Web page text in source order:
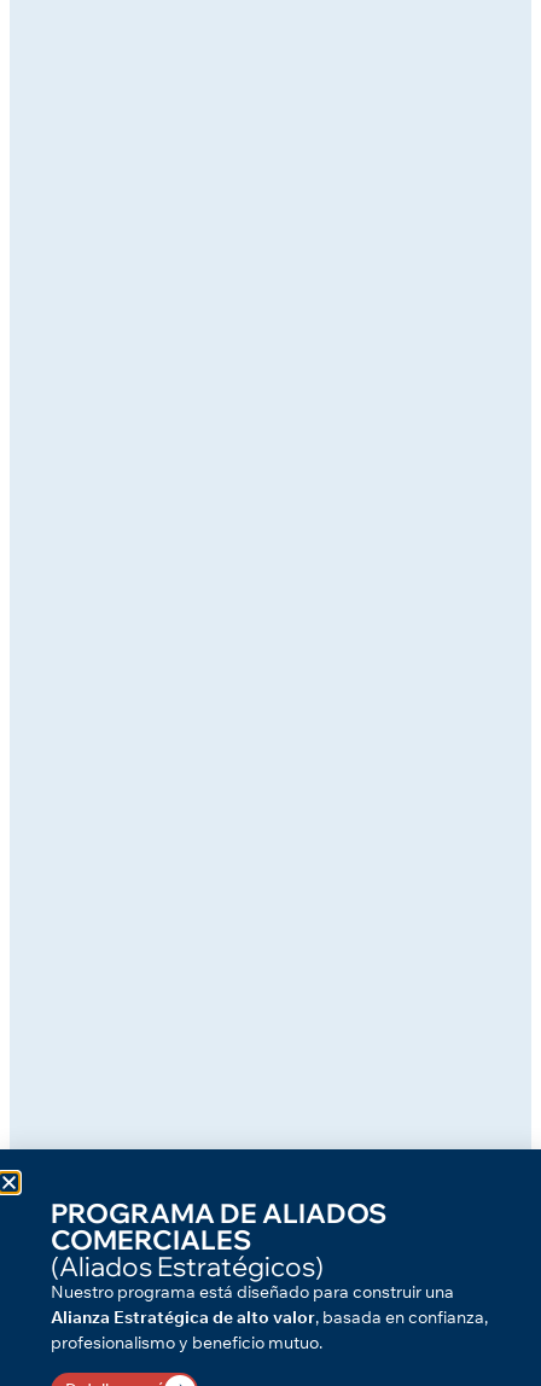
PROGRAMA DE ALIADOS
COMERCIALES
(Aliados Estratégicos)
Nuestro programa está diseñado para construir una
Alianza Estratégica de alto valor, basada en confianza,
profesionalismo y beneficio mutuo.